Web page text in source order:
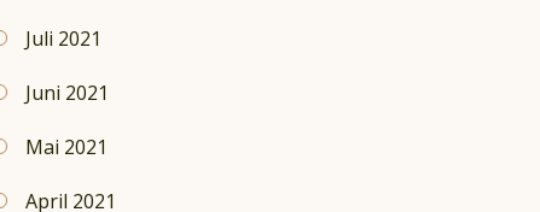
Juli 2021
Juni 2021
Mai 2021
April 2021